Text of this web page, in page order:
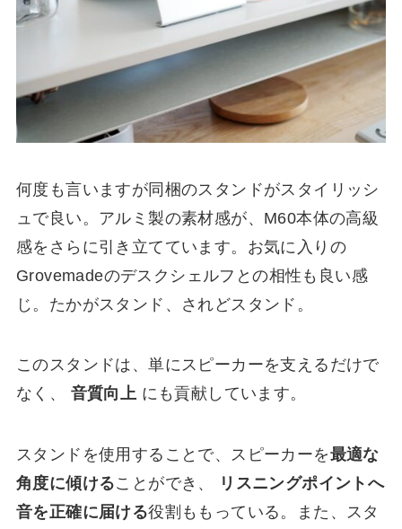
何度も言いますが同梱のスタンドがスタイリッシ
ュで良い。アルミ製の素材感が、M60本体の高級
感をさらに引き立てています。お気に入りの
Grovemadeのデスクシェルフとの相性も良い感
じ。たかがスタンド、されどスタンド。
このスタンドは、単にスピーカーを支えるだけで
なく、 音質向上 にも貢献しています。
スタンドを使用することで、スピーカーを最適な
角度に傾けることができ、
リスニングポイントへ
音を正確に届ける役割ももっている。また、スタ